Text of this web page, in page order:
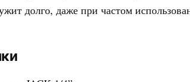
долго, даже при частом